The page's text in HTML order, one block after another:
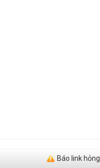
Báo link hỏng